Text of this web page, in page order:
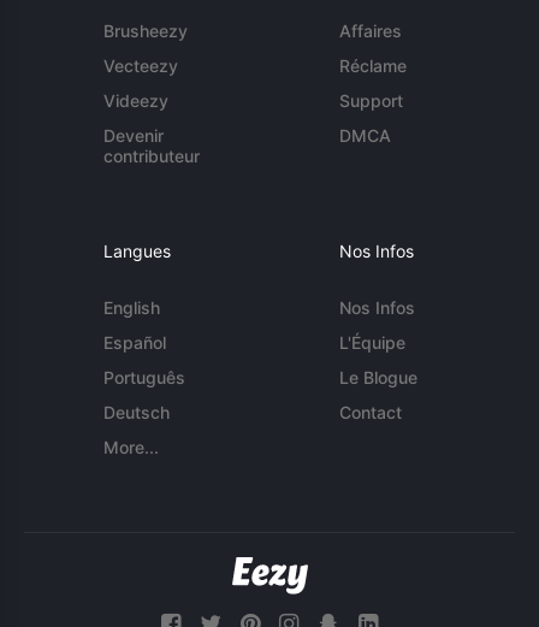
Brusheezy
Vecteezy
Videezy
Devenir
contributeur
Affaires
Réclame
Support
DMCA
Langues
English
Español
Português
Deutsch
More...
Nos Infos
Nos Infos
L'Équipe
Le Blogue
Contact